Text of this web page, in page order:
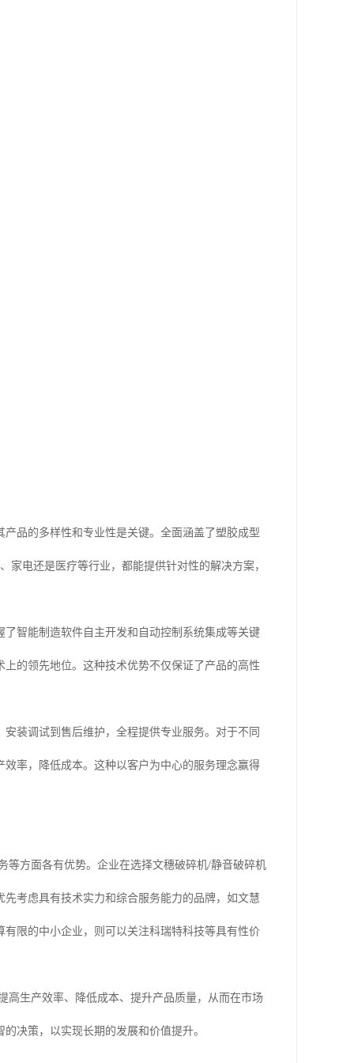
品的多样性和专业性是关键。全面涵盖了塑胶成型
家电还是医疗等行业，都能提供针对性的解决方案，
智能制造软件自主开发和自动控制系统集成等关键
的领先地位。这种技术优势不仅保证了产品的高性
装调试到售后维护，全程提供专业服务。对于不同
率，降低成本。这种以客户为中心的服务理念赢得
等方面各有优势。企业在选择文穗破碎机/静音破碎机
考虑具有技术实力和综合服务能力的品牌，如文慧
限的中小企业，则可以关注科瑞特科技等具有性价
高生产效率、降低成本、提升产品质量，从而在市场
决策，以实现长期的发展和价值提升。